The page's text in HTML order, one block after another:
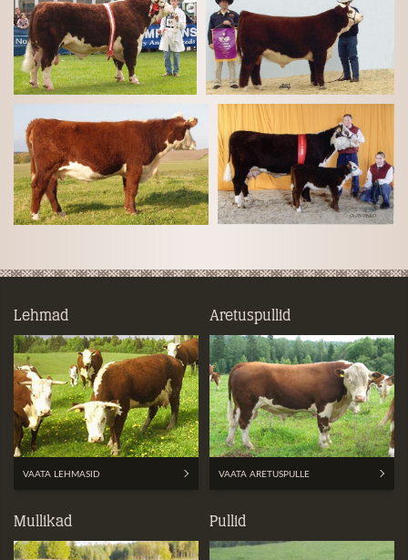
Lehmad
VAATA LEHMASID
Aretuspullid
VAATA ARETUSPULLE
Mullikad Pullid